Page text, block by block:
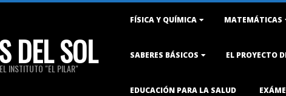
DEL SOL
INSTITUTO "EL PILAR"
FÍSICA Y QUÍMICA MATEMÁTICAS
SABERES BÁSICOS EL PROYECTO
EDUCACIÓN PARA LA SALUD